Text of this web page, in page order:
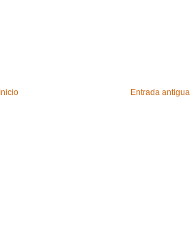
Entrada antigua
Inicio